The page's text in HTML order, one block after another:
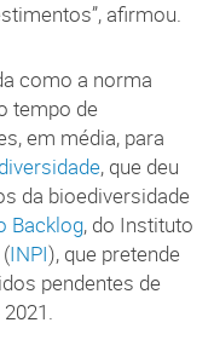
afirmou.
como a norma
tempo de
em média, para
, que deu
da bioediversidade
Backlog, do Instituto
INPI), que pretende
pendentes de